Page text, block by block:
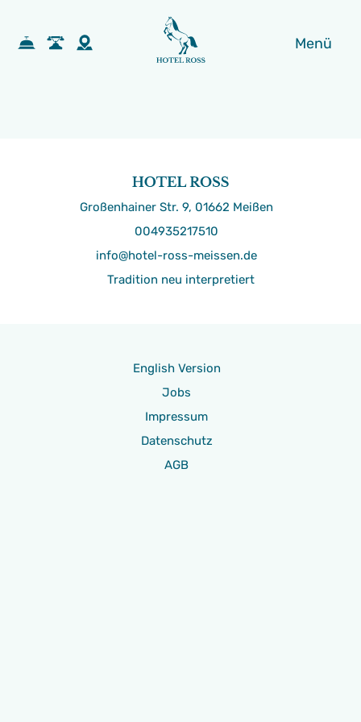
Menü
Großenhainer Str. 9, 01662 Meißen
004935217510
info@hotel-ross-meissen.de
Tradition neu interpretiert
English Version
Jobs
Impressum
Datenschutz
AGB